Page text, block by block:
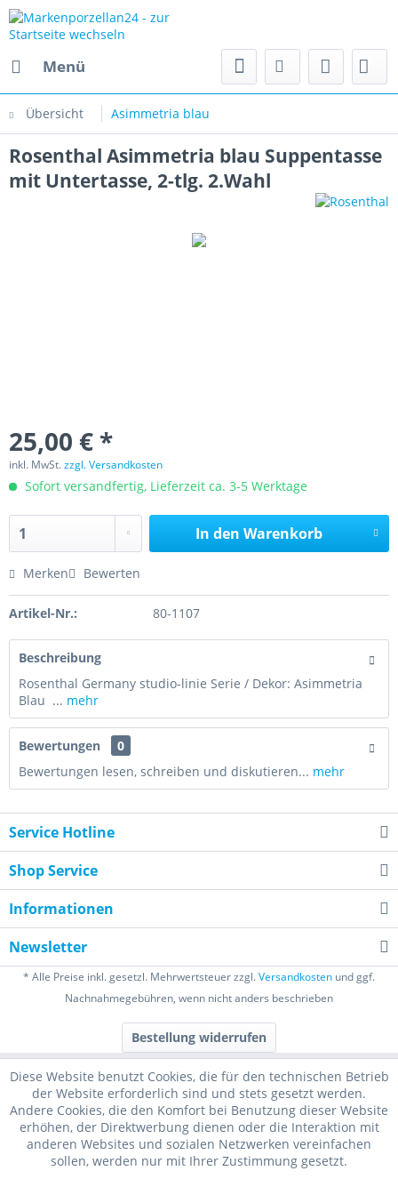
Menü
Übersicht Asimmetria blau
Rosenthal Asimmetria blau Suppentasse
mit Untertasse, 2-tlg. 2.Wahl
25,00 € *
inkl. MwSt.zzgl. Versandkosten
Sofort versandfertig, Lieferzeit ca. 3-5 Werktage
In den Warenkorb
Merken Bewerten
Artikel-Nr.: 80-1107
Beschreibung
Rosenthal Germany studio-linie Serie / Dekor: Asimmetria
Blau ... mehr
Bewertungen
0
Bewertungen lesen, schreiben und diskutieren... mehr
Service Hotline
Shop Service
Informationen
Newsletter
* Alle Preise inkl. gesetzl. Mehrwertsteuer zzgl.Versandkosten und ggf.
Nachnahmegebühren, wenn nicht anders beschrieben
Bestellung widerrufen
Diese Website benutzt Cookies, die für den technischen Betrieb
der Website erforderlich sind und stets gesetzt werden.
Andere Cookies, die den Komfort bei Benutzung dieser Website
erhöhen, der Direktwerbung dienen oder die Interaktion mit
anderen Websites und sozialen Netzwerken vereinfachen
sollen, werden nur mit Ihrer Zustimmung gesetzt.